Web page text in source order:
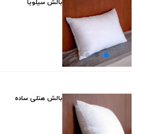
1800±50
900±50
بالش سیلویا
بالش هتلی ساده